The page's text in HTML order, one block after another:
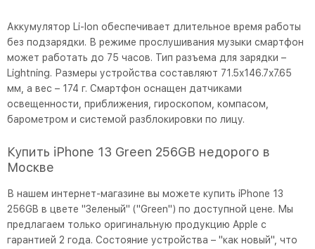
Аккумулятор Li-Ion обеспечивает длительное время работы
без подзарядки. В режиме прослушивания музыки смартфон
может работать до 75 часов. Тип разъема для зарядки –
Lightning. Размеры устройства составляют 71.5x146.7x7.65
мм, а вес – 174 г. Смартфон оснащен датчиками
освещенности, приближения, гироскопом, компасом,
барометром и системой разблокировки по лицу.
Купить iPhone 13 Green 256GB недорого в
Москве
В нашем интернет-магазине вы можете купить iPhone 13
256GB в цвете "Зеленый" ("Green") по доступной цене. Мы
предлагаем только оригинальную продукцию Apple с
гарантией 2 года. Состояние устройства – "как новый", что